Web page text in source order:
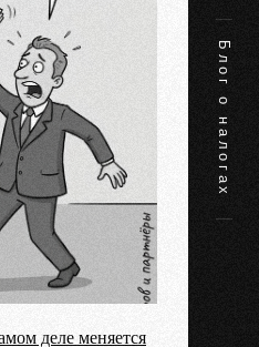
деле меняется
Блог о налогах